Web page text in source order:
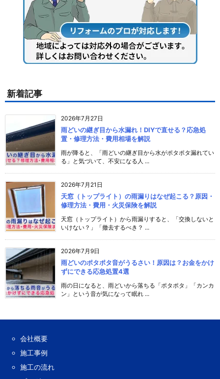
新着記事
2026年7月27日
雨どいの継ぎ目から水漏れ！DIYで直せる？応急処
置・修理方法・費用相場を解説
雨が降ると、「雨どいの継ぎ目から水がポタポタ漏れてい
る」と気づいて、不安になる人 ...
2026年7月21日
天窓（トップライト）の雨漏りはなぜ起こる？原因・
修理方法・費用・火災保険を解説
天窓（トップライト）から雨漏りすると、「交換しないと
いけない？」「撤去するべき？ ...
2026年7月9日
雨どいのポタポタ音がうるさい！原因は？お金をかけ
ずにできる応急処置4選
雨の日になると、雨どいから落ちる「ポタポタ」「カンカ
ン」という音が気になって眠れ ...
会社概要
施工事例
施工の流れ